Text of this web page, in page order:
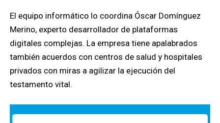
El equipo informático lo coordina Óscar Domínguez
Merino, experto desarrollador de plataformas
digitales complejas. La empresa tiene apalabrados
también acuerdos con centros de salud y hospitales
privados con miras a agilizar la ejecución del
testamento vital.